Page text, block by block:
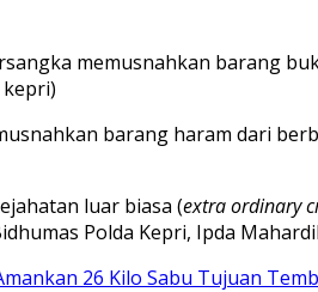
memusnahkan barang
kepri)
barang haram dari
luar biasa (extra ordinary
Polda Kepri, Ipda
26 Kilo Sabu Tujuan